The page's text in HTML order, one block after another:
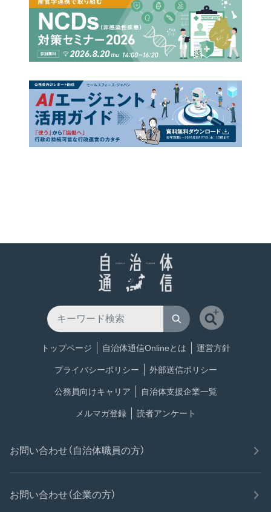
トップページ 自治体通信Onlineとは 運営方針
プライバシーポリシー 外部送信ポリシー
公務員向けキャリア 自治体支援企業一覧
メルマガ登録 読者アンケート
お問い合わせ（自治体職員の方）
お問い合わせ（企業の方）